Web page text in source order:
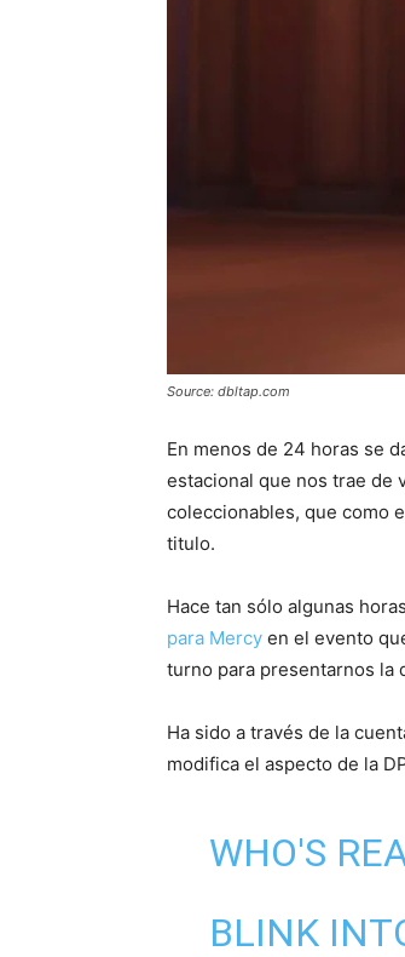
Source: dbltap.com
En menos de 24 horas se
estacional que nos trae de
coleccionables, que como
titulo.
Hace tan sólo algunas
para Mercy en el evento
turno para presentarnos la
Ha sido a través de la
modifica el aspecto de la
WHO'S
BLINK